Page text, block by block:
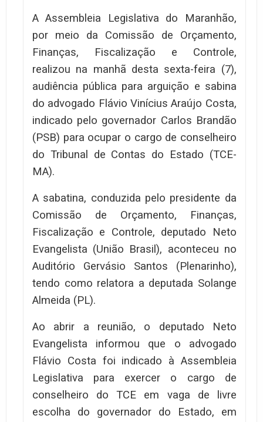
A Assembleia Legislativa do Maranhão,
por meio da Comissão de Orçamento,
Finanças, Fiscalização e Controle,
realizou na manhã desta sexta-feira (7),
audiência pública para arguição e sabina
do advogado Flávio Vinícius Araújo Costa,
indicado pelo governador Carlos Brandão
(PSB) para ocupar o cargo de conselheiro
do Tribunal de Contas do Estado (TCE-
MA).
A sabatina, conduzida pelo presidente da
Comissão de Orçamento, Finanças,
Fiscalização e Controle, deputado Neto
Evangelista (União Brasil), aconteceu no
Auditório Gervásio Santos (Plenarinho),
tendo como relatora a deputada Solange
Almeida (PL).
Ao abrir a reunião, o deputado Neto
Evangelista informou que o advogado
Flávio Costa foi indicado à Assembleia
Legislativa para exercer o cargo de
conselheiro do TCE em vaga de livre
escolha do governador do Estado, em